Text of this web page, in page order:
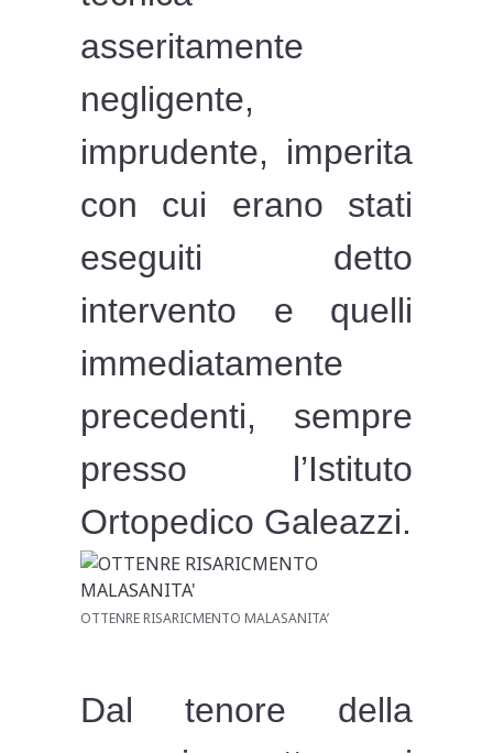
asseritamente
negligente,
imprudente, imperita
con cui erano stati
eseguiti detto
intervento e quelli
immediatamente
precedenti, sempre
presso l’Istituto
Ortopedico Galeazzi.
OTTENRE RISARICMENTO MALASANITA’
Dal tenore della